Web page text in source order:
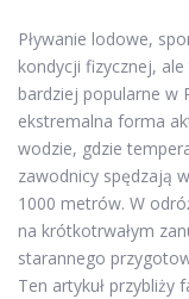
Pływanie lodowe,
kondycji fizycznej,
bardziej popularne w
ekstremalna forma
wodzie, gdzie
zawodnicy spędzają
1000 metrów. W
na krótkotrwałym
starannego
Ten artykuł przybliży